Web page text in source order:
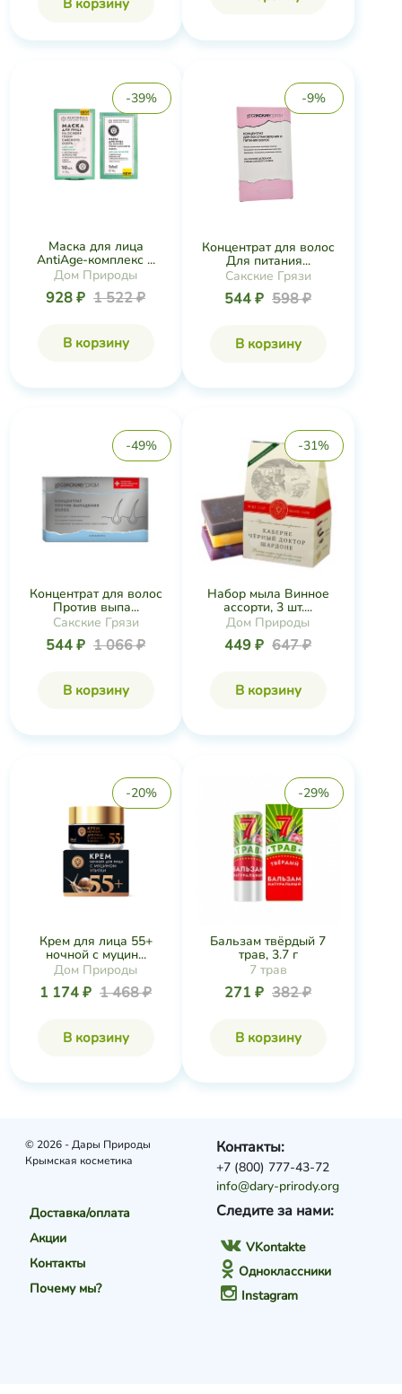
В корзину
-39%
Маска для лица
AntiAge-комплекс ...
Дом Природы
928 ₽ 1 522 ₽
В корзину
-9%
Концентрат для волос
Для питания...
Сакские Грязи
544 ₽ 598 ₽
В корзину
-49%
Концентрат для волос
Против выпа...
Сакские Грязи
544 ₽ 1 066 ₽
В корзину
-31%
Набор мыла Винное
ассорти, 3 шт....
Дом Природы
449 ₽ 647 ₽
В корзину
-20%
Крем для лица 55+
ночной с муцин...
Дом Природы
1 174 ₽ 1 468 ₽
В корзину
-29%
Бальзам твёрдый 7
трав, 3.7 г
7 трав
271 ₽ 382 ₽
В корзину
© 2026 - Дары Природы
Крымская косметика
Доставка/оплата
Акции
Контакты
Почему мы?
Следите за нами:
VKontakte
Одноклассники
Instagram
Контакты:
+7 (800) 777-43-72
info@dary-prirody.org